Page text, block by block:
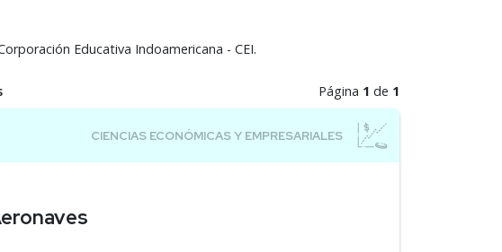
Educativa Indoamericana - CEI.
Página 1 de 1